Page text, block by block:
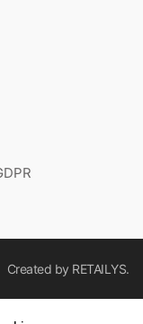
Created by RETAILYS.